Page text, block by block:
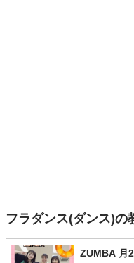
フラダンス(ダンス)の
ZUMBA 月